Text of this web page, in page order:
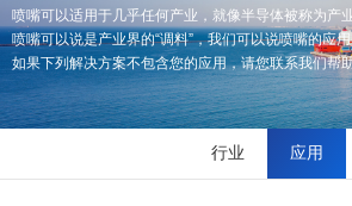
喷嘴可以适用于几乎任何产业，就像半导体被称为产
喷嘴可以说是产业界的“调料”，我们可以说喷嘴的应
如果下列解决方案不包含您的应用，请您联系我们帮
行业 应用